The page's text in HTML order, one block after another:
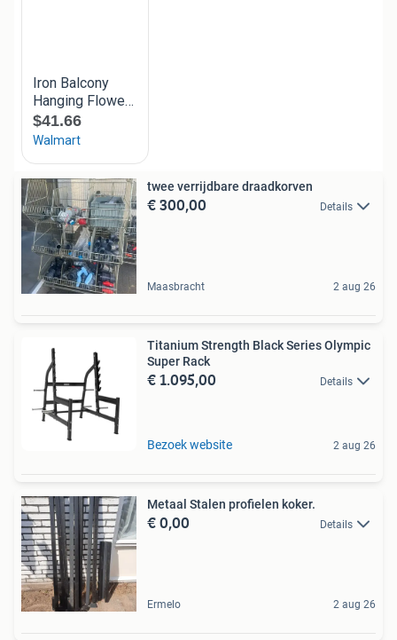
twee verrijdbare draadkorven
€ 300,00 Details
Maasbracht 2 aug 26
Titanium Strength Black Series Olympic
Super Rack
€ 1.095,00 Details
Bezoek website 2 aug 26
Metaal Stalen profielen koker.
€ 0,00 Details
Ermelo 2 aug 26